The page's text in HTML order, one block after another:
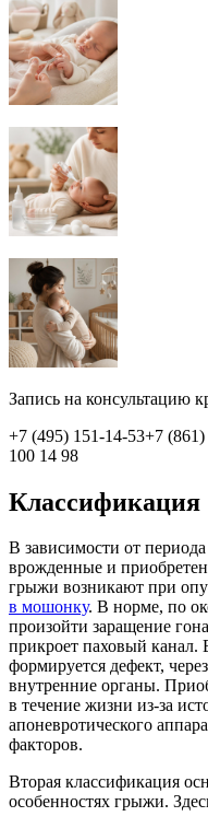
Запись на консультацию
+7 (495) 151-14-53+7
100 14 98
Классификация
В зависимости от
врожденные и
грыжи возникают при
в мошонку. В норме, по
произойти заращение
прикроет паховый канал.
формируется дефект,
внутренние органы.
в течение жизни из-за
апоневротического
факторов.
Вторая классификация
особенностях грыжи.